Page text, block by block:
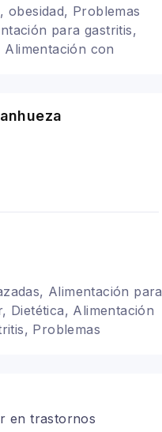
obesidad, Problemas
para gastritis,
con
Alimentación para
Dietética, Alimentación
Problemas
en trastornos